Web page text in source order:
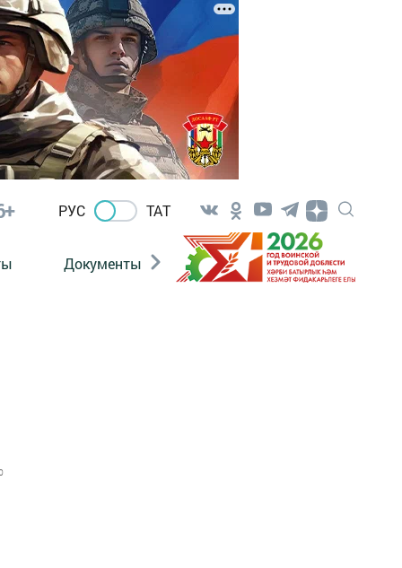
РУС ТАТ
Документы Патриотизм